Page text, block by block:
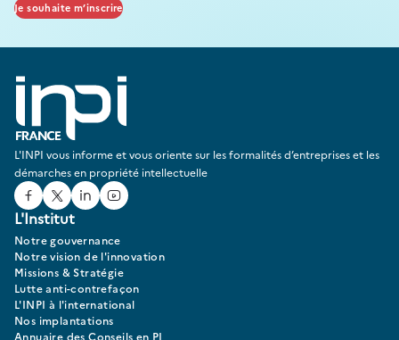
Je souhaite m’inscrire
L'INPI vous informe et vous oriente sur les formalités d’entreprises et les
démarches en propriété intellectuelle
Facebook
TwitterLinked In
Youtube
L'Institut
Notre gouvernance
Notre vision de l'innovation
Missions & Stratégie
Lutte anti-contrefaçon
L'INPI à l'international
Nos implantations
Annuaire des Conseils en PI